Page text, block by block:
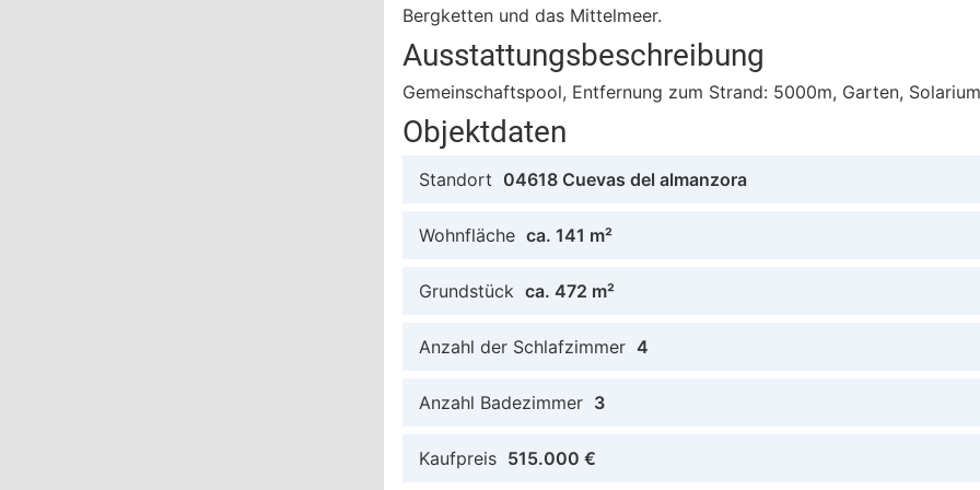
Bergketten und das Mittelmeer.
Ausstattungsbeschreibung
Gemeinschaftspool, Entfernung zum Strand: 5000m, Garten,
Objektdaten
Standort 04618 Cuevas del almanzora
Wohnfläche ca. 141 m²
Grundstück ca. 472 m²
Anzahl der Schlafzimmer 4
Anzahl Badezimmer 3
Kaufpreis 515.000 €